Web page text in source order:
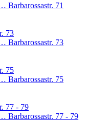
… Barbarossastr. 71
73
… Barbarossastr. 73
75
… Barbarossastr. 75
77 - 79
… Barbarossastr. 77 - 79